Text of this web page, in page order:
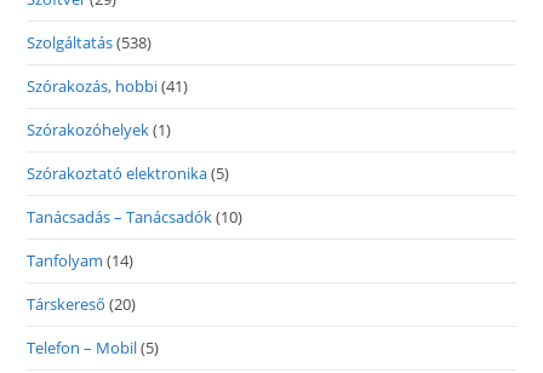
Szolgáltatás(538)
Szórakozás, hobbi(41)
Szórakozóhelyek(1)
Szórakoztató elektronika(5)
Tanácsadás – Tanácsadók(10)
Tanfolyam (14)
Társkereső (20)
Telefon – Mobil(5)